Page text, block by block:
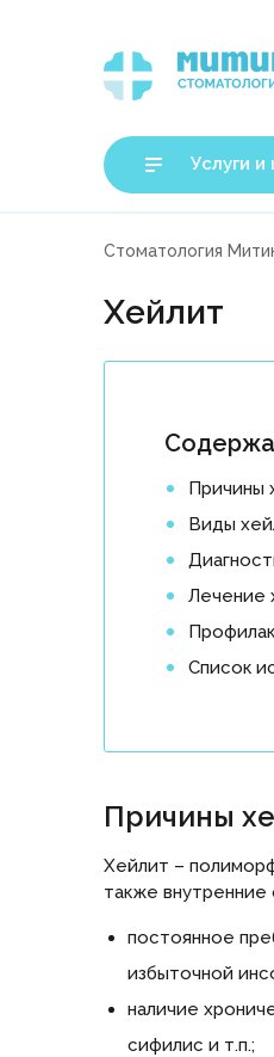
Услуги и
Стоматология
Хейлит
Причины
Виды
Лечение
Список
Причины
Хейлит –
также внутренние
постоянное
избыточной
наличие
сифилис и т.п.;